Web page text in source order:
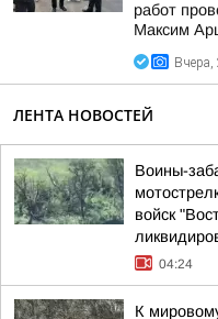
работ
Максим
ЛЕНТА НОВОСТЕЙ
Воины-
войск
04:24
К